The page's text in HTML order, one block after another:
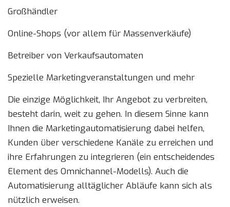
Großhändler
Online-Shops (vor allem für Massenverkäufe)
Betreiber von Verkaufsautomaten
Spezielle Marketingveranstaltungen und mehr
Die einzige Möglichkeit, Ihr Angebot zu verbreiten,
besteht darin, weit zu gehen. In diesem Sinne kann
Ihnen die Marketingautomatisierung dabei helfen,
Kunden über verschiedene Kanäle zu erreichen und
ihre Erfahrungen zu integrieren (ein entscheidendes
Element des Omnichannel-Modells). Auch die
Automatisierung alltäglicher Abläufe kann sich als
nützlich erweisen.